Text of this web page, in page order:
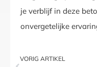
je verblijf in deze
onvergetelijke
VORIG ARTIKEL